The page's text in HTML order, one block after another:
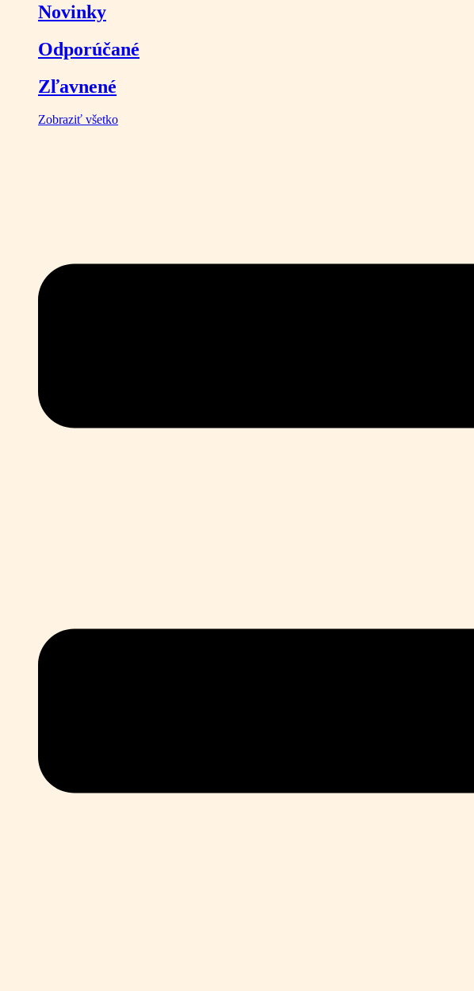
Novinky
Odporúčané
Zľavnené
Zobraziť všetko